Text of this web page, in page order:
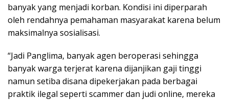
banyak yang menjadi korban. Kondisi ini diperparah
oleh rendahnya pemahaman masyarakat karena belum
maksimalnya sosialisasi.
“Jadi Panglima, banyak agen beroperasi sehingga
banyak warga terjerat karena dijanjikan gaji tinggi
namun setiba disana dipekerjakan pada berbagai
praktik ilegal seperti scammer dan judi online, mereka